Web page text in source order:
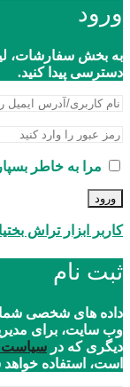
ورود
به بخش سفارشات،
دسترسی پیدا کنید.
مرا به خاطر بسپار
ورود
کاربر ابزار تراش
ثبت نام
داده های شخصی شما
وب سایت، برای
دیگری که در
است، استفاده